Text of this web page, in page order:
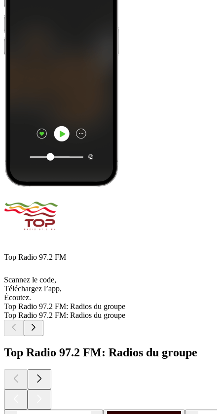
Top Radio 97.2 FM
Scannez le code,
Téléchargez l’app,
Écoutez.
Top Radio 97.2 FM: Radios du groupe
Top Radio 97.2 FM: Radios du groupe
Top Radio 97.2 FM: Radios du groupe